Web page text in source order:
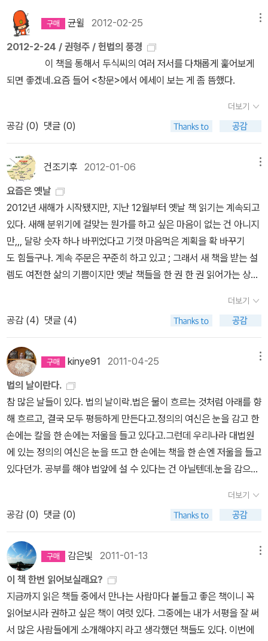
을 받았고, 앞으로 그를 주목하게 될 것이다. 일반인에게나 법을 전공
하는 이들에게나, 사법고시를 준비하는 이들 모두에게 나름대로의 커
다란 의미를 줄 수 있는 책이다. 강력 추천한다.
이 오겠지..힘을 얻는 동시에 뒷맛이 왜 이리 씁쓸한지 모르겠다... 이
책을 읽은 법률가 집단은 뭐라고 말할까...이책을 쓴 저자를 미친놈이
라고 욕하고 있지나 않을까... 그들이 이책을 읽고 많이 반성들을 했으
면 더할 나위 없겠다.행복한 하루를 L.J.Y
균윌 2012-02-25
2012-2-24 / 권형주 / 헌법의 풍경
이 책을 통해서 두식씨의 여러 저서를 다채롭게 훑어보게
되면 좋겠네.요즘 들어 <창문>에서 에세이 보는 게 좀 뜸했다.
더보기
공감 (0) 댓글 (0)
건조기후 2012-01-06
요즘은 옛날
2012년 새해가 시작됐지만, 지난 12월부터 옛날 책 읽기는 계속되고
있다. 새해 분위기에 걸맞는 뭔가를 하고 싶은 마음이 없는 건 아니지
만,,, 달랑 숫자 하나 바뀌었다고 기껏 마음먹은 계획을 확 바꾸기
도 힘들구나. 계속 주문은 꾸준히 하고 있고 ; 그래서 새 책을 받는 설
렘도 여전한 삶의 기쁨이지만 옛날 책들을 한 권 한 권 읽어가는 상쾌
1년 한 해가 다 저물어 가는 마당에 집어들었다. 언제 샀는 지 기억도
잘 안 나는데 갑자기 저 빨간 책등이 엄청 땡기는 거다. 그 땐 그게 이
정도의 감동으로 이어질 줄 몰랐다. 아 정말 이 사람은 가짜가 아니다,
읽는 내내 그냥 그거 하나만으로도 감격스러웠다. 전공은 아니지만
대학 때 경제학 수업을 들었고 주식책 몇 권 사서 어설픈 잡지식에 들
떠 (아주 소액으로) 주식한답시고 깝죽대도 봤지만, 진작에 이 책
을 봤다면 좋았을 뻔했다. 다른 책이 다 쓸모없다는 뜻은 당근 아니고,
제일 먼저 이 책을 읽었다면 공부나 주식이나 결과치가 꽤 달라졌
을 거라는 생각이 들만큼 좋은 책이라는 것. 경제학적 지식은 물론 경
제현상을 제대로 보는 시각을 키워주고 철학적 깨달음의 기회마저 넌
지시 내어준다. 행간마다 느껴지는 그의 충고를 받아 곱씹다보면 그
가 전달해주는 교과서적인 단순지식마저도 가슴을 잔잔하게 울린
문구는 거짓이기도 하고 진실이기도 하다. 투자고수의 절대성공비법
이라도 기대한 사람이라면 흔한 기술 분석 하나 없는 이 책이 무슨 최
고냐 하겠지만, 경제가 돌아가는 거시적인 흐름속에서 내가 내 돈을
어떻게 관리하는 것이 현명한지를 충 분 히 일깨워주고 있기 때문이
다. 얼치기들이 뜬 소문에 홀리지 않고 차근차근 나만의 자산관리를
하게끔 분명한 방향을 잡아주고 있기 때문이다. 옛날에 [무릎팍도사]
더보기
공감 (4) 댓글 (4)
kinye91 2011-04-25
법의 날이란다.
참 많은 날들이 있다. 법의 날이락.법은 물이 흐르는 것처럼 아래를 향
해 흐르고, 결국 모두 평등하게 만든다고.정의의 여신은 눈을 감고 한
손에는 칼을 한 손에는 저울을 들고 있다고.그런데 우리나라 대법원
에 있는 정의의 여신은 눈을 뜨고 한 손에는 책을 한 손엔 저울을 들고
있다던가. 공부를 해야 법앞에 설 수 있다는 건 아닐텐데.눈을 감으면
있으면 아무래도 상대가 보일텐데, 인간의 눈은 간사해서 마음까지도
움직일 수 있다는데.한 때 유행하던 말 중에 무전유죄ㅡ유전무죄라는
말이 있었는데.이 말을 듣고 왜 우리나라 정의의 여신상은 다를까 하
는 생각도 했었다.자의적인 판단을 하지 않고, 오직 법전에 의지해서
판결을 하겠다는 공평무사 정신을 상징한다고 해야 하는데, 왠지 씁
쓸한 마음이 드는 것은 왜일까?김두식의 책 '헌법의 풍경'이 생각났
다. 그래도 아직은 법에 희망을 걸 수 있지 않을까.법이아직은 없는 사
람들을 도와줄 수 있어야 하지 않을까...
더보기
공감 (0) 댓글 (0)
감은빛 2011-01-13
이 책 한번 읽어보실래요?
지금까지 읽은 책들 중에서 만나는 사람마다 붙들고 좋은 책이니 꼭
읽어보시라 권하고 싶은 책이 여럿 있다. 그중에는 내가 서평을 잘 써
서 많은 사람들에게 소개해야지 라고 생각했던 책들도 있다. 이번에